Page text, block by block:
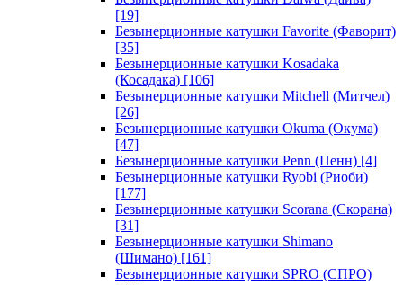
[19]
Безынерционные катушки Favorite (Фаворит)
[35]
Безынерционные катушки Kosadaka
(Косадака) [106]
Безынерционные катушки Mitchell (Митчел)
[26]
Безынерционные катушки Okuma (Окума)
[47]
Безынерционные катушки Penn (Пенн) [4]
Безынерционные катушки Ryobi (Риоби)
[177]
Безынерционные катушки Scorana (Скорана)
[31]
Безынерционные катушки Shimano
(Шимано) [161]
Безынерционные катушки SPRO (СПРО)